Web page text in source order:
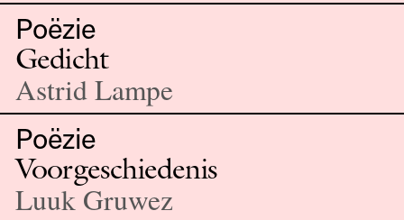
Poëzie
Gedicht
Astrid Lampe
Poëzie
Voorgeschiedenis
Luuk Gruwez